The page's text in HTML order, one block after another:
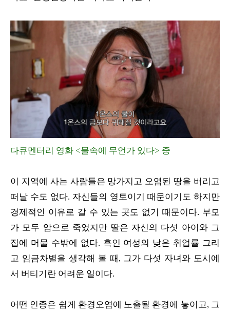
다큐멘터리 영화 <물속에 무언가 있다> 중
이 지역에 사는 사람들은 망가지고 오염된 땅을 버리고
떠날 수도 없다. 자신들의 영토이기 때문이기도 하지만
경제적인 이유로 갈 수 있는 곳도 없기 때문이다. 부모
가 모두 암으로 죽었지만 딸은 자신의 다섯 아이와 그
집에 머물 수밖에 없다. 흑인 여성의 낮은 취업률 그리
고 임금차별을 생각해 볼 때, 그가 다섯 자녀와 도시에
서 버티기란 어려운 일이다.
어떤 인종은 쉽게 환경오염에 노출될 환경에 놓이고, 그